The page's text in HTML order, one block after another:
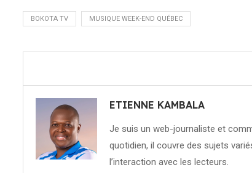
BOKOTA TV MUSIQUE WEEK-END QUÉBEC
ETIENNE KAMBALA
Je suis un web-journaliste et
quotidien, il couvre des sujets
l’interaction avec les lecteurs.